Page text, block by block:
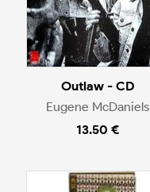
Outlaw - CD
Eugene McDaniels
13.50 €